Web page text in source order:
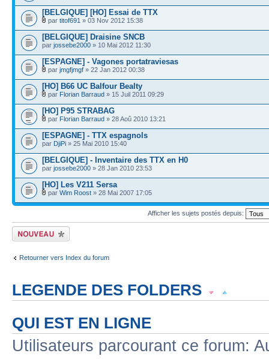
[BELGIQUE] [HO] Essai de TTX
par titof691 » 03 Nov 2012 15:38
[BELGIQUE] Draisine SNCB
par jossebe2000 » 10 Mai 2012 11:30
[ESPAGNE] - Vagones portatraviesas
par jmgfjmgf » 22 Jan 2012 00:38
[HO] B66 UC Balfour Bealty
par Florian Barraud » 15 Juil 2011 09:29
[HO] P95 STRABAG
par Florian Barraud » 28 Aoû 2010 13:21
[ESPAGNE] - TTX espagnols
par DjiPi » 25 Mai 2010 15:40
[BELGIQUE] - Inventaire des TTX en H0
par jossebe2000 » 28 Jan 2010 23:53
[HO] Les V211 Sersa
par Wim Roost » 28 Mai 2007 17:05
Afficher les sujets postés depuis:
Écrire un nouveau
sujet
Retourner vers Index du forum
LEGENDE DES FOLDERS
Sujet populaire lu Sujet lu fermé Sujet lu fermé dans lequel j'ai posté
QUI EST EN LIGNE
Utilisateurs parcourant ce forum: